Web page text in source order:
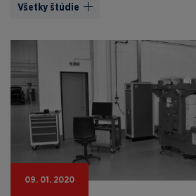
Všetky štúdie
09. 01. 2020